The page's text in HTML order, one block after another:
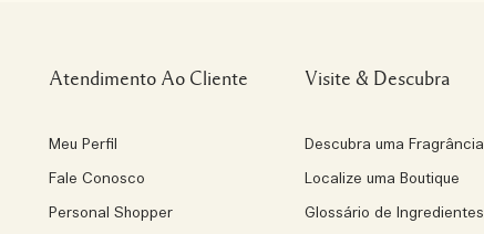
Atendimento Ao Cliente
Meu Perfil
Fale Conosco
Personal Shopper
Visite & Descubra
Descubra uma Fragrância
Localize uma Boutique
Glossário de Ingredientes